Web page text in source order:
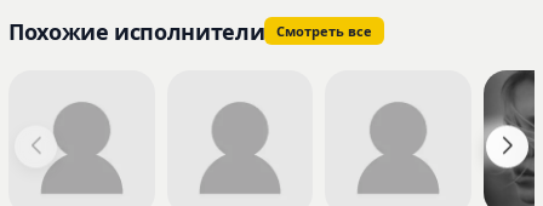
Похожие исполнители Смотреть все